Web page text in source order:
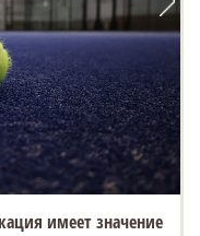
имеет значение